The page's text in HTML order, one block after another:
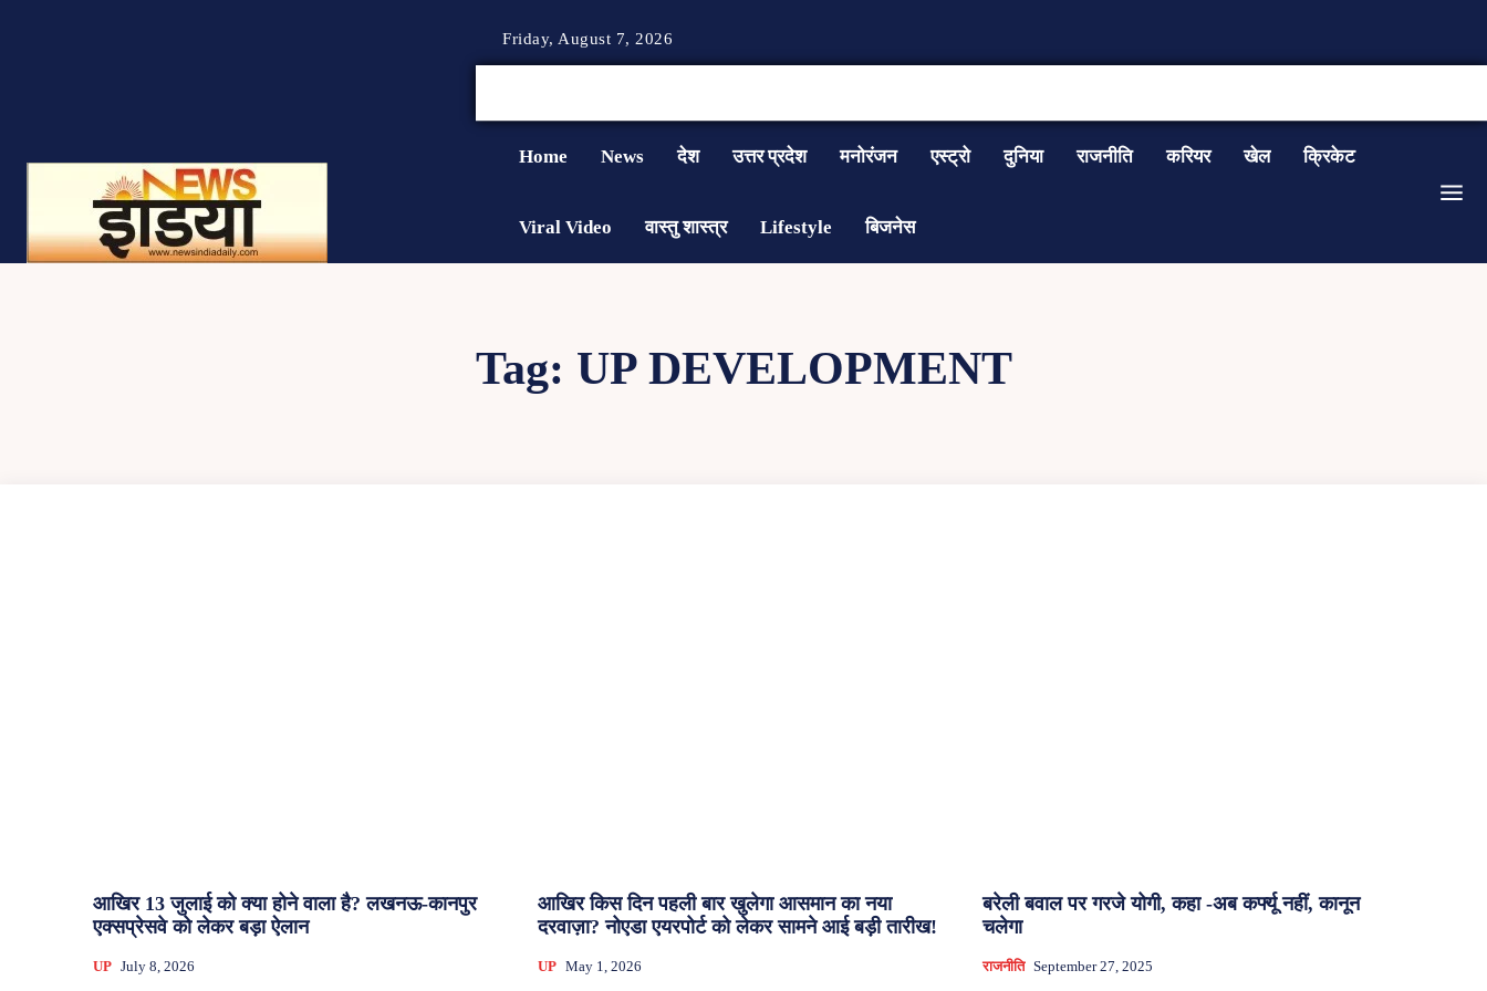
Friday, August 7, 2026
Home News देश उत्तर प्रदेश मनोरंजन एस्ट्रो दुनिया राजनीति करियर खेल क्रिकेट
Viral Video वास्तु शास्त्र Lifestyle बिजनेस
Tag: UP DEVELOPMENT
आखिर 13 जुलाई को क्या होने वाला है? लखनऊ-कानपुर
एक्सप्रेसवे को लेकर बड़ा ऐलान
UP July 8, 2026
आखिर किस दिन पहली बार खुलेगा आसमान का नया
दरवाज़ा? नोएडा एयरपोर्ट को लेकर सामने आई बड़ी तारीख!
UP May 1, 2026
बरेली बवाल पर गरजे योगी, कहा -अब कर्फ्यू नहीं, कानून
चलेगा
राजनीति September 27, 2025